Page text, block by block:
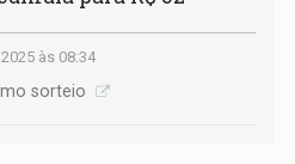
às 08:34
sorteio